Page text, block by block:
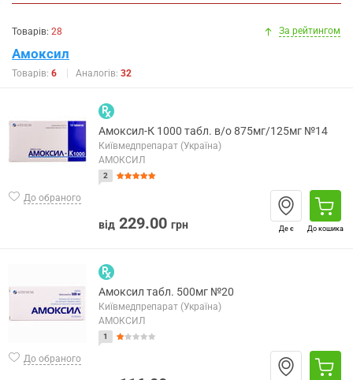
Товарів: 28 За рейтингом
Амоксил
Товарів: 6 Аналогів: 32
До обраного
Амоксил-К 1000 табл. в/о 875мг/125мг №14
Київмедпрепарат (Україна)
АМОКСИЛ
2
від 229.00 грн Де є До кошика
До обраного
Амоксил табл. 500мг №20
Київмедпрепарат (Україна)
АМОКСИЛ
1